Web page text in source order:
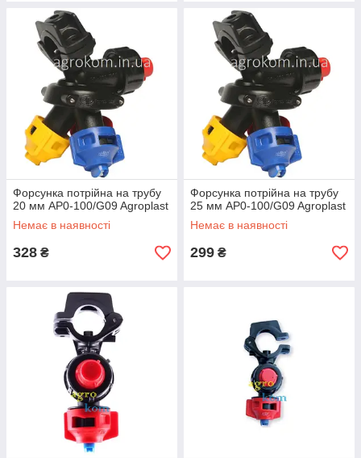
Форсунка потрійна на трубу
20 мм AP0-100/G09 Agroplast
Немає в наявності
328 ₴
Форсунка потрійна на трубу
25 мм AP0-100/G09 Agroplast
Немає в наявності
299 ₴